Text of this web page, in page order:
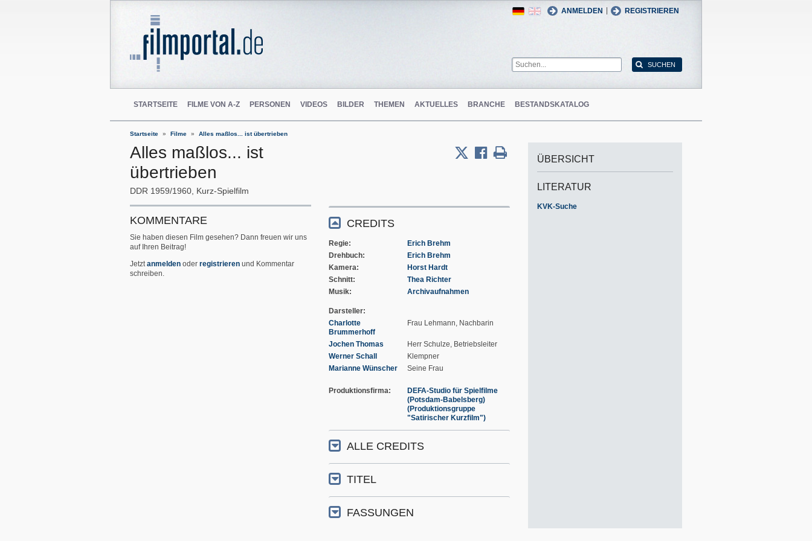
ANMELDEN REGISTRIEREN
English
German
STARTSEITE FILME VON A-Z PERSONEN VIDEOS BILDER THEMEN AKTUELLES BRANCHE BESTANDSKATALOG
Startseite Filme Alles maßlos... ist übertrieben
Alles maßlos... ist
übertrieben
DDR 1959/1960 Kurz-Spielfilm
KOMMENTARE
Sie haben diesen Film gesehen? Dann freuen wir uns
auf Ihren Beitrag!
Jetzt anmelden oder registrieren und Kommentar
schreiben.
CREDITS
Regie
Erich Brehm
Drehbuch
Erich Brehm
Kamera
Horst Hardt
Schnitt
Thea Richter
Musik
Archivaufnahmen
Darsteller
Charlotte
Brummerhoff
Frau Lehmann, Nachbarin
Jochen Thomas
Herr Schulze, Betriebsleiter
Werner Schall
Klempner
Marianne Wünscher
Seine Frau
Produktionsfirma
DEFA-Studio für Spielfilme
(Potsdam-Babelsberg)
(Produktionsgruppe
"Satirischer Kurzfilm")
ALLE CREDITS
TITEL
FASSUNGEN
ÜBERSICHT
LITERATUR
KVK-Suche